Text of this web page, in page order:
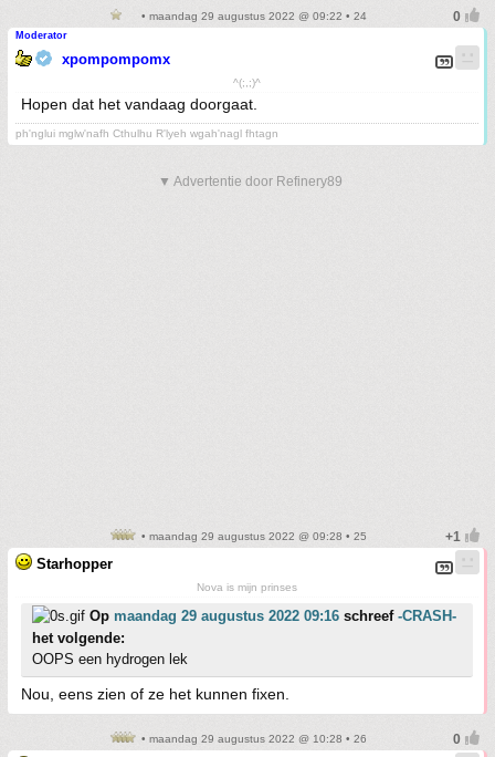
• maandag 29 augustus 2022 @ 09:22 • 24
Moderator
xpompompomx
^(;,;)^
Hopen dat het vandaag doorgaat.
ph'nglui mglw'nafh Cthulhu R'lyeh wgah'nagl fhtagn
▼ Advertentie door Refinery89
• maandag 29 augustus 2022 @ 09:28 • 25
Starhopper
Nova is mijn prinses
Op maandag 29 augustus 2022 09:16 schreef -CRASH-
het volgende:
OOPS een hydrogen lek
Nou, eens zien of ze het kunnen fixen.
• maandag 29 augustus 2022 @ 10:28 • 26